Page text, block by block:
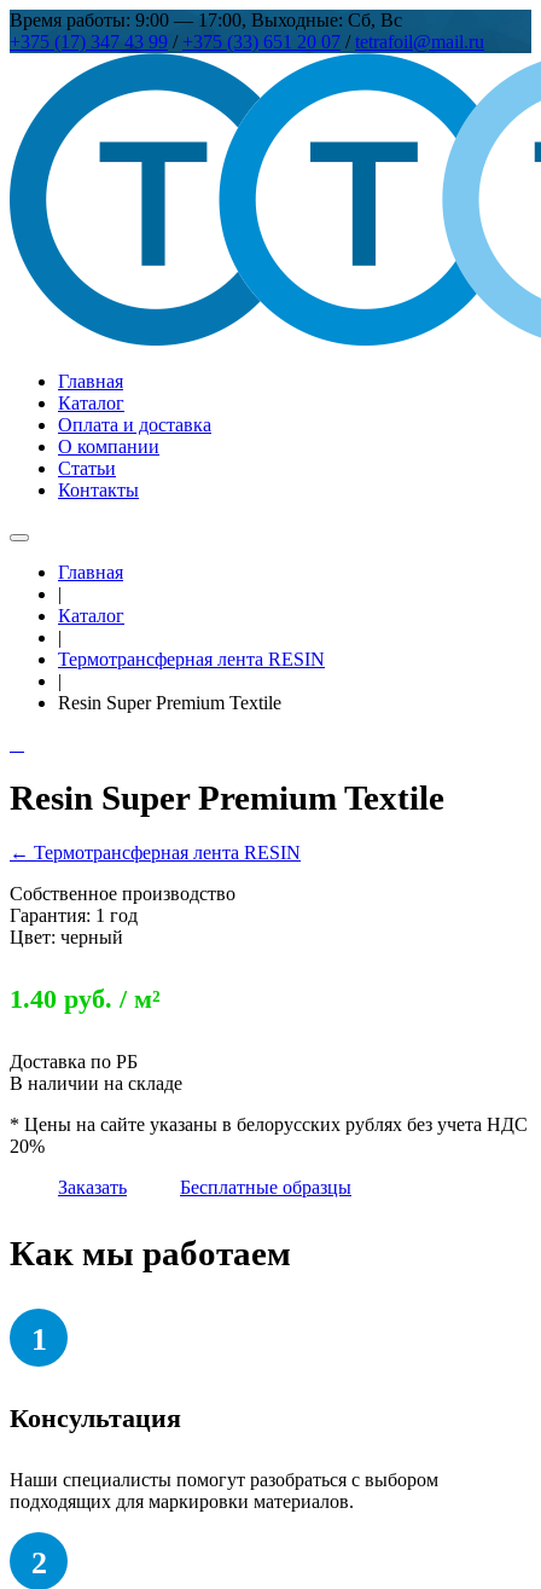
Время работы: 9:00 — 17:00, Выходные: Сб, Вс
+375 (17) 347 43 99 / +375 (33) 651 20 07 / tetrafoil@mail.ru
Главная
Каталог
Оплата и доставка
О компании
Статьи
Контакты
Главная
|
Каталог
|
Термотрансферная лента RESIN
|
Resin Super Premium Textile
Resin Super Premium Textile
← Термотрансферная лента RESIN
Собственное производство
Гарантия: 1 год
Цвет: черный
1.40 руб. / м²
Доставка по РБ
В наличии на складе
* Цены на сайте указаны в белорусских рублях без учета НДС
20%
Заказать
Бесплатные образцы
Как мы работаем
1
Консультация
Наши специалисты помогут разобраться с выбором
подходящих для маркировки материалов.
2